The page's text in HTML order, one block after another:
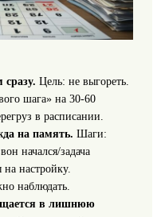
Цель: не выгореть.
шага» на 30-60
в расписании.
на память. Шаги:
начался/задача
настройку.
наблюдать.
в лишнюю